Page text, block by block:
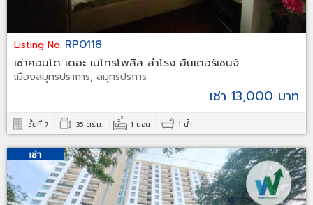
Listing No. RP0118
เช่าคอนโด เดอะ เมโทรโพลิส สำโรง อินเตอร์เชนจ์
เมืองสมุทรปราการ, สมุทรปรการ
เช่า 13,000 บาท
ชั้นที่ 7 35 ตร.ม. 1 นอน 1 น้ำ